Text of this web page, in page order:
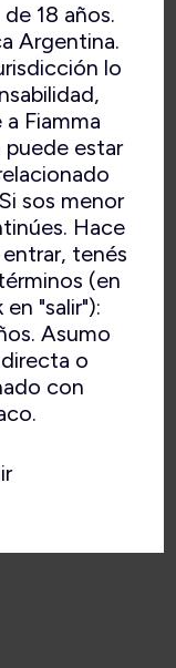
18 años.
Argentina.
lo
Fiamma
puede estar
sos menor
Hace
tenés
(en
"salir"):
Asumo
o
con